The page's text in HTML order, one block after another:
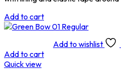
Add to cart
Add to wishlist
Add to cart
Quick view